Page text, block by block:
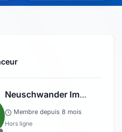
Neuschwander Immobilier
Membre depuis 8 mois
Hors ligne